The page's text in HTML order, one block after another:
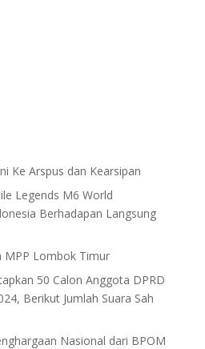
Ke Arspus dan Kearsipan
Legends M6 World
Berhadapan Langsung
MPP Lombok Timur
50 Calon Anggota DPRD
Berikut Jumlah Suara Sah
Nasional dari BPOM